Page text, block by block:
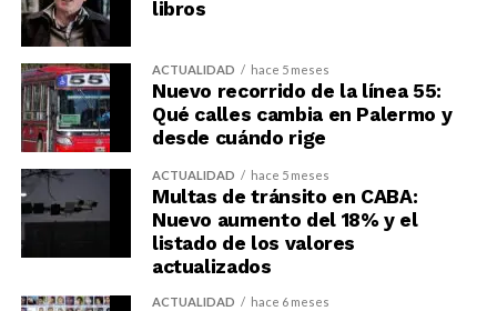
libros
ACTUALIDAD hace 5 meses
Nuevo recorrido de la línea 55:
Qué calles cambia en Palermo y
desde cuándo rige
ACTUALIDAD hace 5 meses
Multas de tránsito en CABA:
Nuevo aumento del 18% y el
listado de los valores
actualizados
ACTUALIDAD hace 6 meses